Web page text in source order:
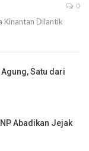
0
Kinantan Dilantik
Agung, Satu dari
Abadikan Jejak